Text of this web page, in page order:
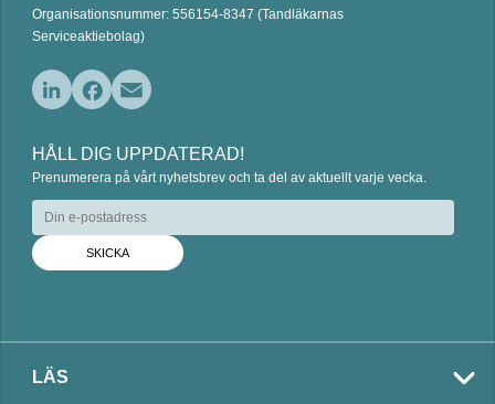
Organisationsnummer: 556154-8347 (Tandläkarnas
Serviceaktiebolag)
n
k
n
c
e
o
o
k
a
i
HÅLL DIG UPPDATERAD!
Prenumerera på vårt nyhetsbrev och ta del av aktuellt varje vecka.
LÄS